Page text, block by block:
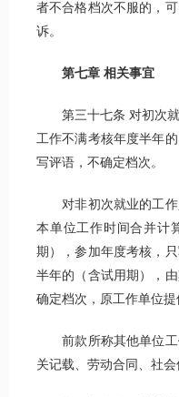
者不合格档次不服的，
诉。
第七章 相关事宜
第三十七条 对初次就
工作不满考核年度半年
写评语，不确定档次。
对非初次就业的工作
本单位工作时间合并计
期），参加年度考核，
半年的（含试用期），
确定档次，原工作单位提
前款所称其他单位工
关记载、劳动合同、社会